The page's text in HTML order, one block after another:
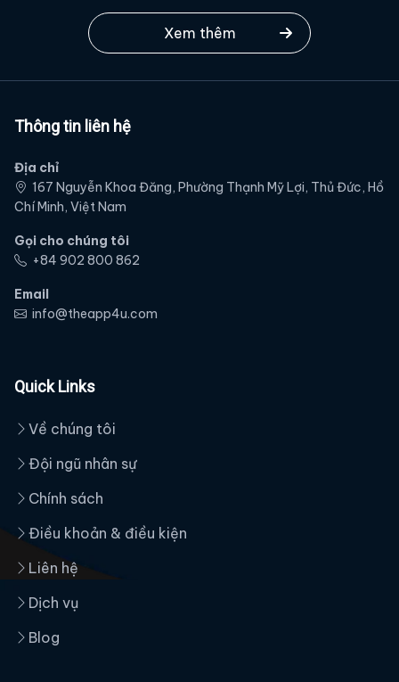
Xem thêm
Thông tin liên hệ
Địa chỉ
167 Nguyễn Khoa Đăng, Phường Thạnh Mỹ Lợi, Thủ Đức, Hồ
Chí Minh, Việt Nam
Gọi cho chúng tôi
‭+84 902 800 862‬
Email
info@theapp4u.com
Quick Links
Về chúng tôi
Đội ngũ nhân sự
Chính sách
Điều khoản & điều kiện
Liên hệ
Dịch vụ
Blog